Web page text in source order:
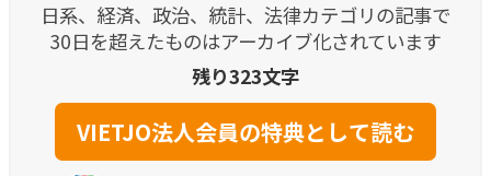
日系、経済、政治、統計、法律カテゴリの記事で
30日を超えたものはアーカイブ化されています
残り323文字